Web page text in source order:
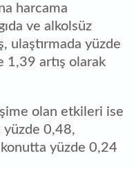
harcama
ve alkolsüz
ulaştırmada yüzde
1,39 artış olarak
olan etkileri ise
yüzde 0,48,
yüzde 0,24